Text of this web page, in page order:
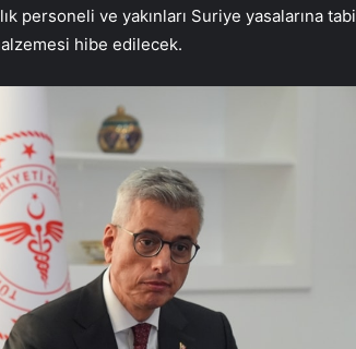
personeli ve yakınları Suriye yasalarına tabi
hibe edilecek.